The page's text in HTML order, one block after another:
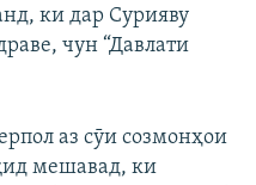
ки дар Сурияву
чун “Давлати
аз сӯи созмонҳои
мешавад, ки